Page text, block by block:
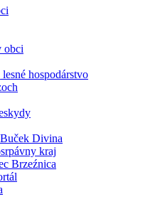
obci
hospodárstvo
Divina
kraj
Brzeźnica